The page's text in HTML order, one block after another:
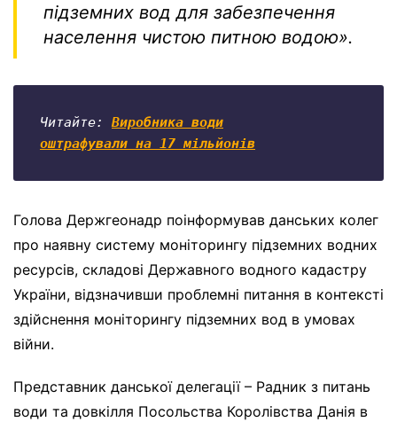
підземних вод для забезпечення
населення чистою питною водою».
Читайте: Виробника води
оштрафували на 17 мільйонів
Голова Держгеонадр поінформував данських колег
про наявну систему моніторингу підземних водних
ресурсів, складові Державного водного кадастру
України, відзначивши проблемні питання в контексті
здійснення моніторингу підземних вод в умовах
війни.
Представник данської делегації – Радник з питань
води та довкілля Посольства Королівства Данія в